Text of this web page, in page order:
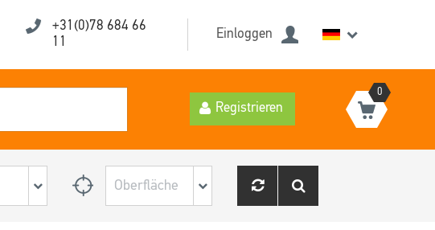
+31(0)78 684 66
11
Einloggen
Registrieren
0